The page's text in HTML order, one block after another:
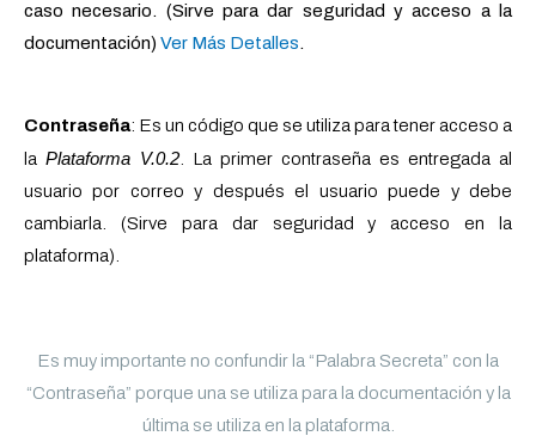
caso necesario. (Sirve para dar seguridad y acceso a la
documentación) Ver Más Detalles.
Contraseña: Es un código que se utiliza para tener acceso a
la Plataforma V.0.2 . La primer contraseña es entregada al
usuario por correo y después el usuario puede y debe
cambiarla. (Sirve para dar seguridad y acceso en la
plataforma).
Es muy importante no confundir la “Palabra Secreta” con la
“Contraseña” porque una se utiliza para la documentación y la
última se utiliza en la plataforma.